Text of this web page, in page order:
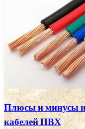
Плюсы и минусы
кабелей ПВХ